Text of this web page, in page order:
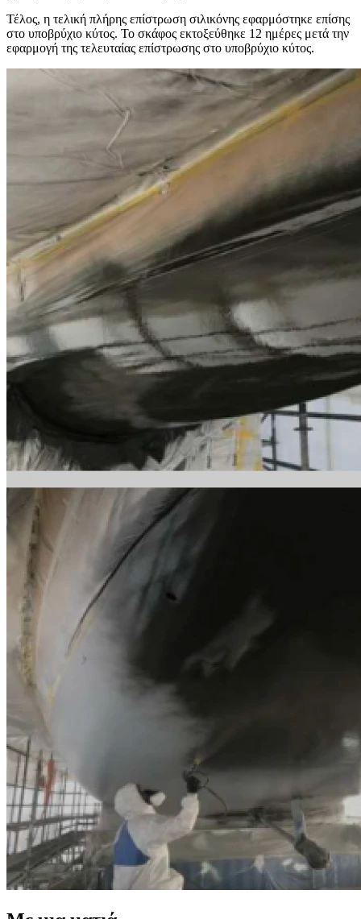
Τέλος, η τελική πλήρης επίστρωση σιλικόνης εφαρμόστηκε επίσης
στο υποβρύχιο κύτος. Το σκάφος εκτοξεύθηκε 12 ημέρες μετά την
εφαρμογή της τελευταίας επίστρωσης στο υποβρύχιο κύτος.